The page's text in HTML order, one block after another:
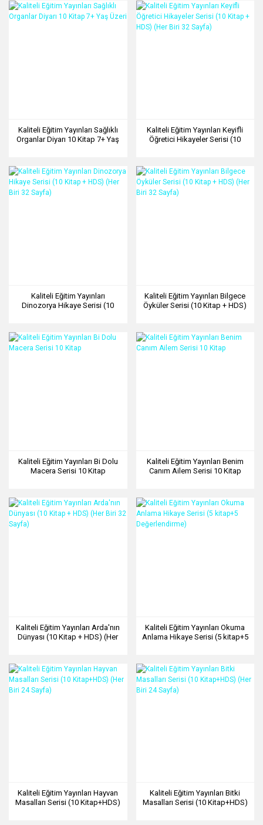
Kaliteli Eğitim Yayınları Sağlıklı
Organlar Diyarı 10 Kitap 7+ Yaş
Kaliteli Eğitim Yayınları Keyifli
Öğretici Hikayeler Serisi (10
Kaliteli Eğitim Yayınları
Dinozorya Hikaye Serisi (10
Kaliteli Eğitim Yayınları Bilgece
Öyküler Serisi (10 Kitap + HDS)
Kaliteli Eğitim Yayınları Bi Dolu
Macera Serisi 10 Kitap
Kaliteli Eğitim Yayınları Benim
Canım Ailem Serisi 10 Kitap
Kaliteli Eğitim Yayınları Arda'nın
Dünyası (10 Kitap + HDS) (Her
Kaliteli Eğitim Yayınları Okuma
Anlama Hikaye Serisi (5 kitap+5
Kaliteli Eğitim Yayınları Hayvan
Masalları Serisi (10 Kitap+HDS)
Kaliteli Eğitim Yayınları Bitki
Masalları Serisi (10 Kitap+HDS)